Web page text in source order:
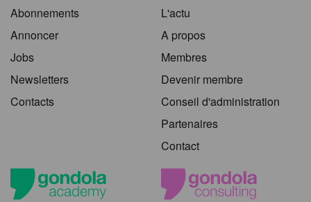
Abonnements
Annoncer
Jobs
Newsletters
Contacts
L'actu
A propos
Membres
Devenir membre
Conseil d'administration
Partenaires
Contact